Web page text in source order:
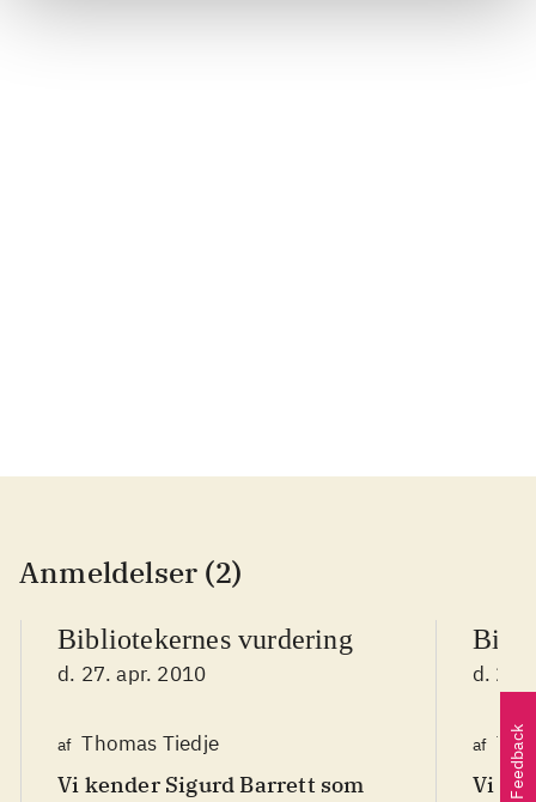
Anmeldelser (2)
Bibliotekernes vurdering
d. 27. apr. 2010
af Thomas Tiedje
Vi kender Sigurd Barrett som
d. 27.
af
Vi
Feedback